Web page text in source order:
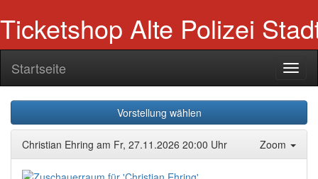
Ticketshop Alte Polizei
ein-/
Startseite
Vorstellung wählen
Zoom
Christian Ehring am Fr, 27.11.2026 20:00 Uhr